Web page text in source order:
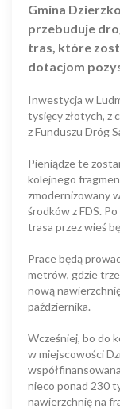
Gmina
przebuduje
tras, które
dotacjom
Inwestycja w
tysięcy złotych, z
z Funduszu Dróg
Pieniądze te
kolejnego
zmodernizowany
środków z FDS.
trasa przez wieś
Prace będą
metrów, gdzie
nową
października.
Wcześniej, bo do
w miejscowości
nieco ponad 230
nawierzchnię na